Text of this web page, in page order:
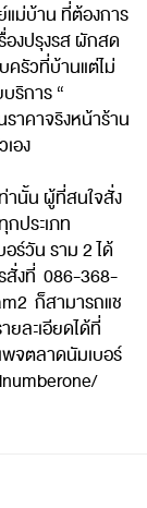
ม่บ้าน ที่ต้องการ
องปรุงรส ผักสด
ครัวที่บ้านแต่ไม่
ริการ “
าคาจริงหน้าร้าน
อง
านั้น ผู้ที่สนใจสั่ง
ประเภท
ร์วัน ราม 2 ได้
สั่งที่ 086-368-
ก็สามารถแช
ละเอียดได้ที่
จตลาดนัมเบอร์